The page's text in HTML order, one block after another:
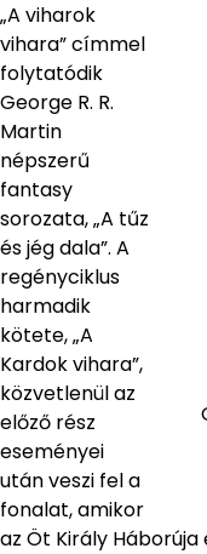
„A viharok
vihara” címmel
folytatódik
George R. R.
Martin
népszerű
fantasy
sorozata, „A tűz
és jég dala”. A
regényciklus
harmadik
kötete, „A
Kardok vihara”,
közvetlenül az
előző rész
eseményei
után veszi fel a
fonalat, amikor
az Öt Király